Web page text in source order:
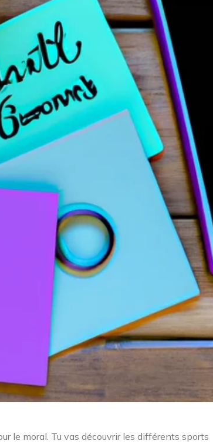
le moral. Tu vas découvrir les différents sports